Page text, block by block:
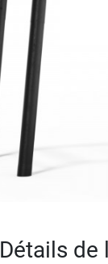
Détails de